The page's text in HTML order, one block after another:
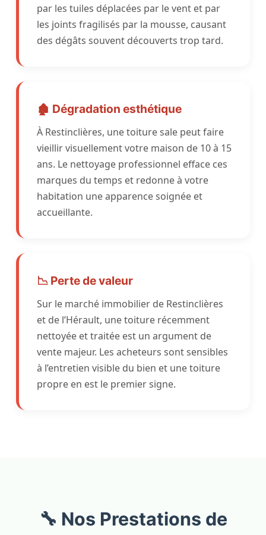
par les tuiles déplacées par le vent et par
les joints fragilisés par la mousse, causant
des dégâts souvent découverts trop tard.
🏚️ Dégradation esthétique
À Restinclières, une toiture sale peut faire
vieillir visuellement votre maison de 10 à 15
ans. Le nettoyage professionnel efface ces
marques du temps et redonne à votre
habitation une apparence soignée et
accueillante.
📉 Perte de valeur
Sur le marché immobilier de Restinclières
et de l’Hérault, une toiture récemment
nettoyée et traitée est un argument de
vente majeur. Les acheteurs sont sensibles
à l’entretien visible du bien et une toiture
propre en est le premier signe.
🔧 Nos Prestations de